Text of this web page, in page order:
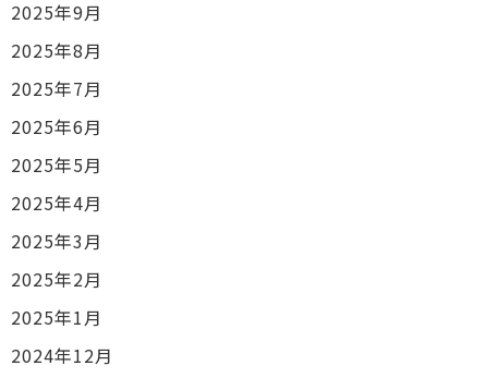
2025年9月
2025年8月
2025年7月
2025年6月
2025年5月
2025年4月
2025年3月
2025年2月
2025年1月
2024年12月